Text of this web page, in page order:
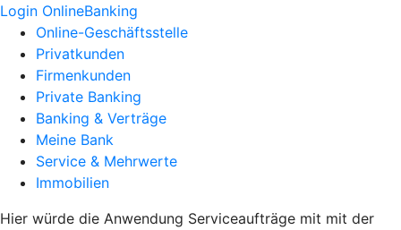
Login OnlineBanking
Online-Geschäftsstelle
Privatkunden
Firmenkunden
Private Banking
Banking & Verträge
Meine Bank
Service & Mehrwerte
Immobilien
Hier würde die Anwendung Serviceaufträge mit mit der